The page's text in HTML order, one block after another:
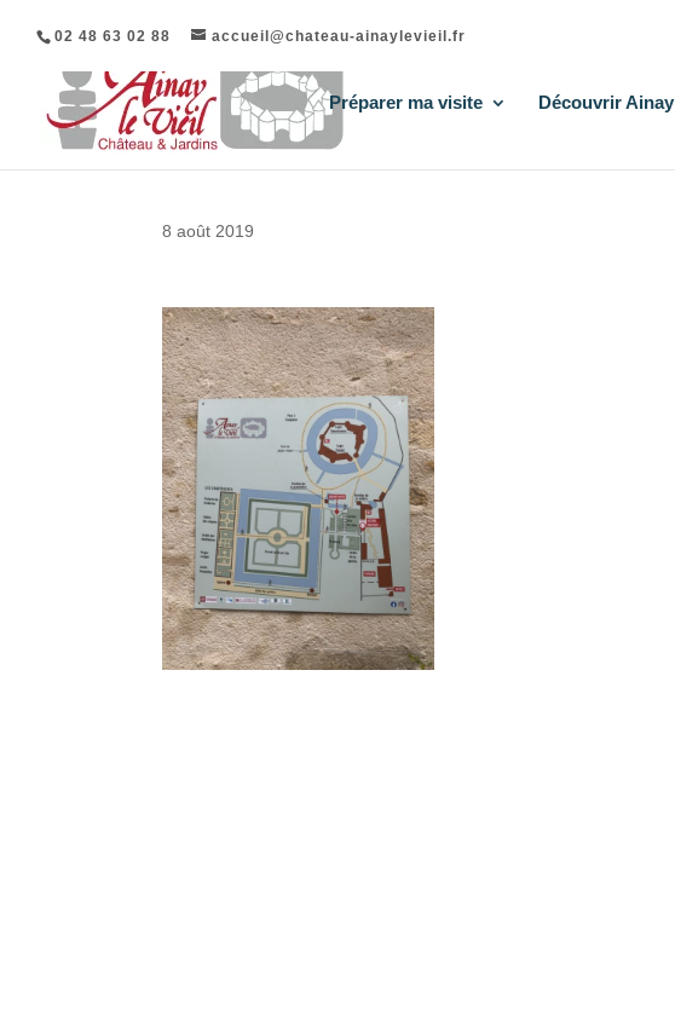
02 48 63 02 88 accueil@chateau-ainaylevieil.fr
Préparer ma visite Découvrir Ainay
8 août 2019